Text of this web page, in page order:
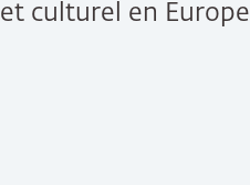
culturel en Europe